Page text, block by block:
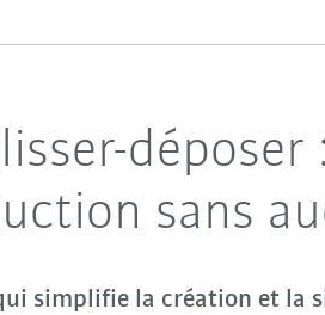
déposer
sans
simplifie la création et la